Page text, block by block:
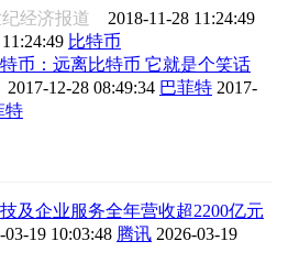
纪经济报道 2018-11-28 11:24:49
比特币
币：远离比特币 它就是个笑话
2017-12-28 08:49:34 巴菲特 2017-
特
及企业服务全年营收超2200亿元
03-19 10:03:48 腾讯 2026-03-19